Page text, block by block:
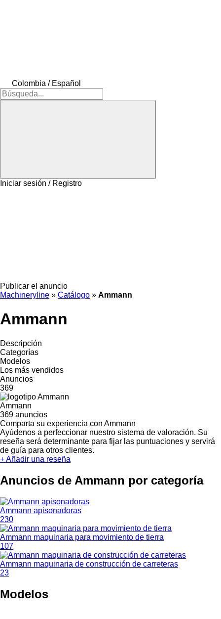
Colombia / Español
Iniciar sesión / Registro
Publicar el anuncio
Machineryline » Catálogo » Ammann
Ammann
Descripción
Categorías
Modelos
Los más vendidos
Anuncios
369
Ammann
369 anuncios
Comparta su experiencia con Ammann
Ayúdenos a perfeccionar nuestro sistema de valoración. Su
reseña será determinante para fijar las puntuaciones y servirá
de guía para otros clientes.
+ Añadir una reseña
Anuncios de Ammann por categoría
Ammann apisonadoras
230
Ammann maquinaria para movimiento de tierra
107
Ammann maquinaria de construcción de carreteras
23
Modelos